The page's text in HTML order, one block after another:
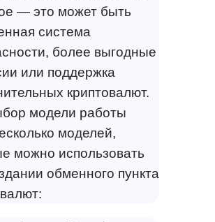
— это может быть
система
более выгодные
или поддержка
криптовалют.
модели работы
моделей,
можно использовать
обменного пункта